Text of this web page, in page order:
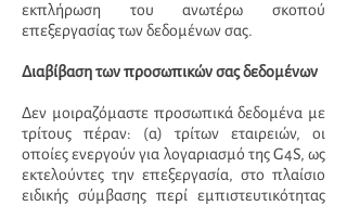
εκπλήρωση του ανωτέρω σκοπού
επεξεργασίας των δεδομένων σας.
Διαβίβαση των προσωπικών σας δεδομένων
Δεν μοιραζόμαστε προσωπικά δεδομένα με
τρίτους πέραν: (α) τρίτων εταιρειών, οι
οποίες ενεργούν για λογαριασμό της G4S, ως
εκτελούντες την επεξεργασία, στο πλαίσιο
ειδικής σύμβασης περί εμπιστευτικότητας